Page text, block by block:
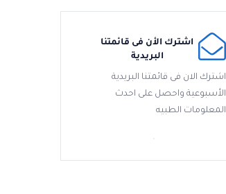
اشترك الأن فى قائمتنا
البريدية
اشترك الان فى قائمتنا البريدية
الأسبوعية واحصل على احدث
المعلومات الطبيه